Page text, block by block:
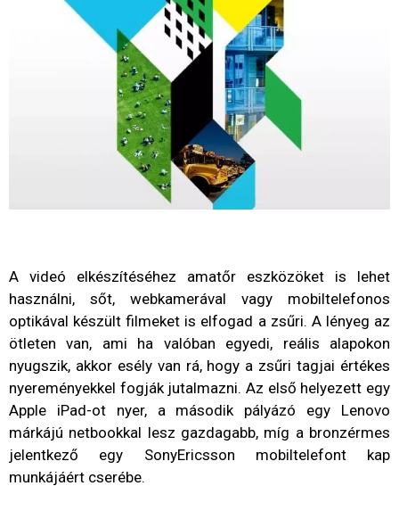
A videó elkészítéséhez amatőr eszközöket is lehet
használni, sőt, webkamerával vagy mobiltelefonos
optikával készült filmeket is elfogad a zsűri. A lényeg az
ötleten van, ami ha valóban egyedi, reális alapokon
nyugszik, akkor esély van rá, hogy a zsűri tagjai értékes
nyereményekkel fogják jutalmazni. Az első helyezett egy
Apple iPad-ot nyer, a második pályázó egy Lenovo
márkájú netbookkal lesz gazdagabb, míg a bronzérmes
jelentkező egy SonyEricsson mobiltelefont kap
munkájáért cserébe.